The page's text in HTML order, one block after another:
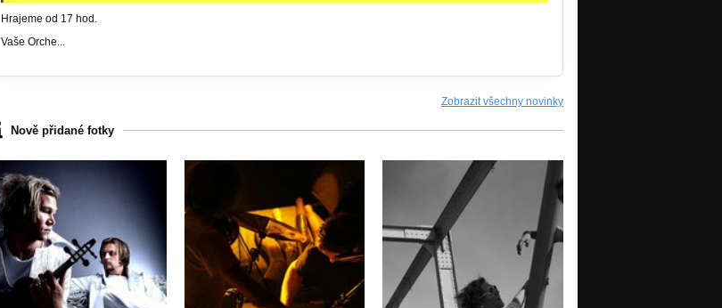
Hrajeme od 17 hod.
Vaše Orche...
Zobrazit všechny novinky
Nově přidané fotky